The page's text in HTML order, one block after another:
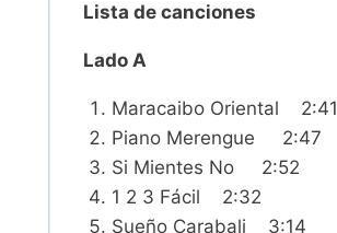
Lista de canciones
Lado A
Maracaibo Oriental 2:41
Piano Merengue 2:47
Si Mientes No 2:52
1 2 3 Fácil 2:32
Sueño Carabali 3:14